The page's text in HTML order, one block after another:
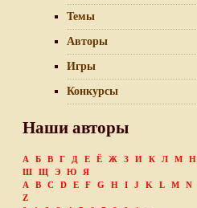
Темы
Авторы
Игры
Конкурсы
Наши авторы
А Б В Г Д Е Ё Ж З И К Л М Н
Ш
Щ Э Ю
Я
A
B C D E F G H I J K L M N
Z